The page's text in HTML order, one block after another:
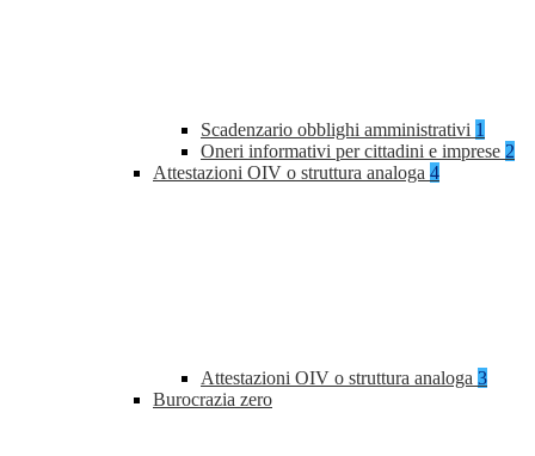
Scadenzario obblighi amministrativi 1
Oneri informativi per cittadini e imprese 2
Attestazioni OIV o struttura analoga 4
Attestazioni OIV o struttura analoga 3
Burocrazia zero